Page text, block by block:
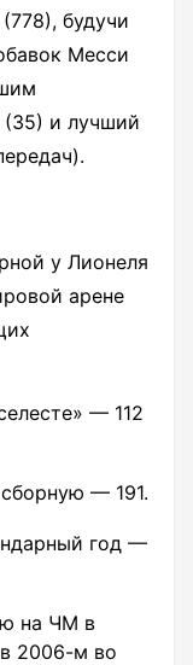
будучи
Месси
(35) и лучший
у Лионеля
арене
— 112
— 191.
год —
на ЧМ в
2006-м во